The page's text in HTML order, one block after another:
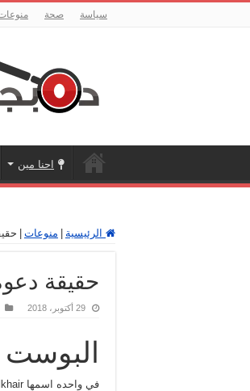
سياسة صحة
احنا مين
الرئيسية منوعات
حقيقة
29 أكتوبر، 2018
البوست